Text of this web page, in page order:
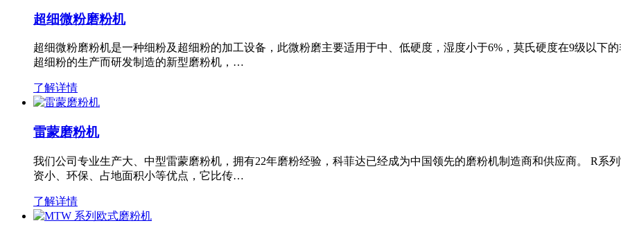
超细微粉磨粉机
超细微粉磨粉机是一种细粉及超细粉的加工设备，此微粉磨主要适用于中、低硬度，湿度小于6%，莫氏硬度在9级以下
超细粉的生产而研发制造的新型磨粉机，…
了解详情
雷蒙磨粉机
我们公司专业生产大、中型雷蒙磨粉机，拥有22年磨粉经验，科菲达已经成为中国领先的磨粉机制造商和供应商。 R系
资小、环保、占地面积小等优点，它比传…
了解详情